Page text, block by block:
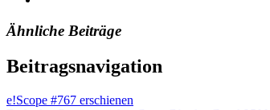
Ähnliche Beiträge
Beitragsnavigation
e!Scope #767 erschienen